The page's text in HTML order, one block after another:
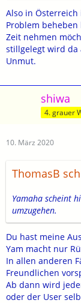
Also in Österreich
Problem
Zeit nehmen
stillgelegt wird da
Unmut.
shiwa
4. grauer
10. März 2020
ThomasB
Yamaha scheint
umzugehen.
Du hast meine
Yam macht nur
In allen anderen
Freundlichen
Ab dann wird
oder der User